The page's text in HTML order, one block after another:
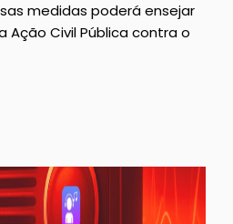
medidas poderá ensejar
Ação Civil Pública contra o